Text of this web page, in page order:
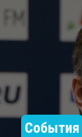
События